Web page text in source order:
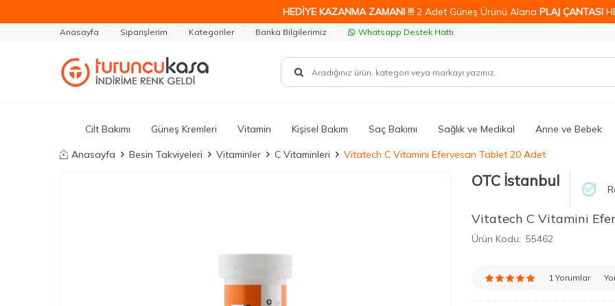
HEDİYE KAZANMA ZAMANI !!! 2 Adet Güneş Ürünü Alana PLAJ ÇANTASI
Anasayfa Siparişlerim Kategoriler Banka Bilgilerimiz Whatsapp Destek Hattı
Cilt Bakımı Güneş Kremleri Vitamin Kişisel Bakım Saç Bakımı Sağlık ve Medikal Anne ve Bebek
Anasayfa Besin Takviyeleri Vitaminler C Vitaminleri Vitatech C Vitamini Efervesan Tablet 20 Adet
OTC İstanbul
Vitatech C Vitamini
Ürün Kodu: 55462
1 Yorumlar